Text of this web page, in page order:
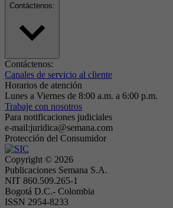
Contáctenos:
Contáctenos:
Canales de servicio al cliente
Horarios de atención
Lunes a Viernes de 8:00 a.m. a 6:00 p.m.
Trabaje con nosotros
Para notificaciones judiciales
e-mail:juridica@semana.com
Protección del Consumidor
Copyright © 2026
Publicaciones Semana S.A.
NIT 860.509.265-1
Bogotá D.C.- Colombia
ISSN 2954-8233